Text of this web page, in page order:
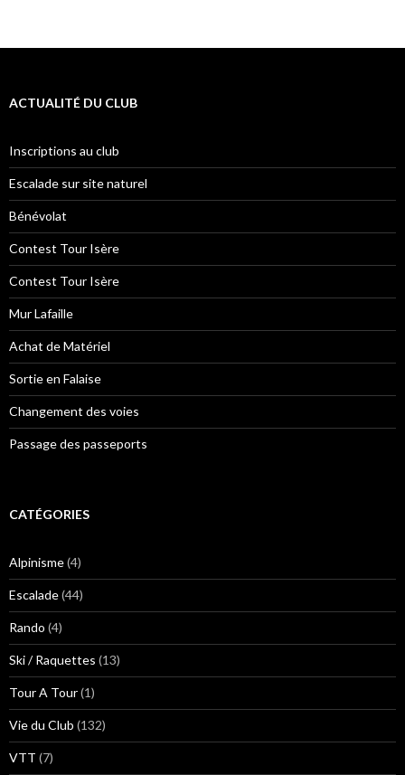
ACTUALITÉ DU CLUB
Inscriptions au club
Escalade sur site naturel
Bénévolat
Contest Tour Isère
Contest Tour Isère
Mur Lafaille
Achat de Matériel
Sortie en Falaise
Changement des voies
Passage des passeports
CATÉGORIES
Alpinisme(4)
Escalade(44)
Rando (4)
Ski / Raquettes (13)
Tour A Tour(1)
Vie du Club (132)
VTT (7)